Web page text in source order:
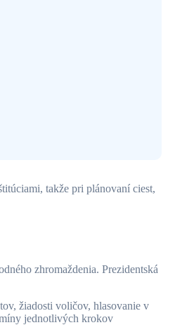
takže pri plánovaní ciest,
zhromaždenia. Prezidentská
žiadosti voličov, hlasovanie v
jednotlivých krokov